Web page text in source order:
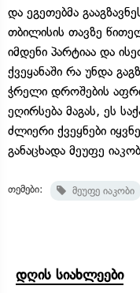
და ეგეთებმა
თბილისის თავზე
იმდენი პარტიაა და
ქვეყანაში რა უნდა
ჭრელი დროშების
ეღირსება მაგას, ეს
ძლიერი ქვეყნები
განაცხადა მეუფე
თემები: მეუფე იაკობი
დღის სიახლეები